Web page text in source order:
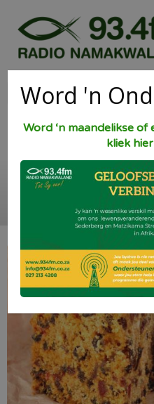
Ligte
Word 'n
Word ‘n maandelikse
kliek